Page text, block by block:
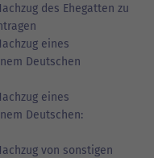
des Ehegatten zu
eines
Deutschen
eines
Deutschen:
von sonstigen